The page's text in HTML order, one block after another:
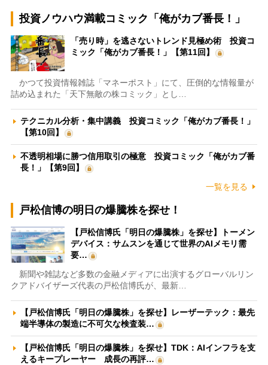
投資ノウハウ満載コミック「俺がカブ番長！」
「売り時」を逃さないトレンド見極め術 投資コ
ミック「俺がカブ番長！」【第11回】
かつて投資情報雑誌「マネーポスト」にて、圧倒的な情報量が
詰め込まれた「天下無敵の株コミック」とし…
テクニカル分析・集中講義 投資コミック「俺がカブ番長！」
【第10回】
不透明相場に勝つ信用取引の極意 投資コミック「俺がカブ番
長！」【第9回】
一覧を見る
戸松信博の明日の爆騰株を探せ！
【戸松信博氏「明日の爆騰株」を探せ】トーメン
デバイス：サムスンを通じて世界のAIメモリ需
要…
新聞や雑誌など多数の金融メディアに出演するグローバルリン
クアドバイザーズ代表の戸松信博氏が、最新…
【戸松信博氏「明日の爆騰株」を探せ】レーザーテック：最先
端半導体の製造に不可欠な検査装…
【戸松信博氏「明日の爆騰株」を探せ】TDK：AIインフラを支
えるキープレーヤー 成長の再評…